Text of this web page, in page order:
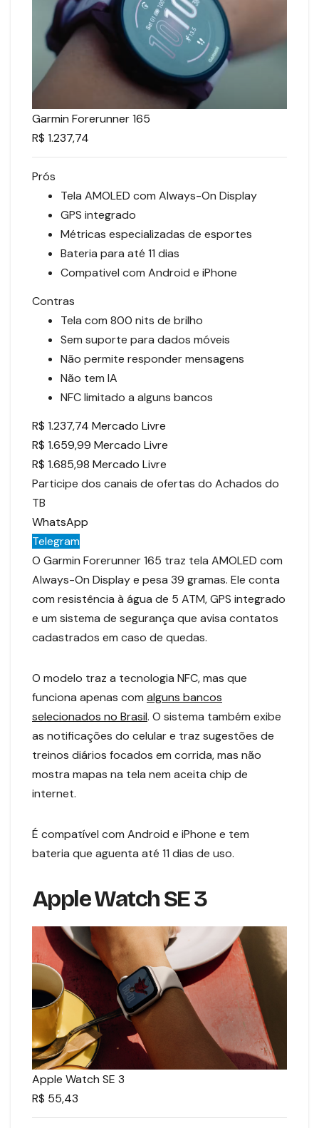
Garmin Forerunner 165
R$ 1.237,74
Prós
Tela AMOLED com Always-On Display
GPS integrado
Métricas especializadas de esportes
Bateria para até 11 dias
Compativel com Android e iPhone
Contras
Tela com 800 nits de brilho
Sem suporte para dados móveis
Não permite responder mensagens
Não tem IA
NFC limitado a alguns bancos
R$ 1.237,74 Mercado Livre
R$ 1.659,99 Mercado Livre
R$ 1.685,98 Mercado Livre
Participe dos canais de ofertas do Achados do
TB
WhatsApp
Telegram
O Garmin Forerunner 165 traz tela AMOLED com
Always-On Display e pesa 39 gramas. Ele conta
com resistência à água de 5 ATM, GPS integrado
e um sistema de segurança que avisa contatos
cadastrados em caso de quedas.
O modelo traz a tecnologia NFC, mas que
funciona apenas com alguns bancos
selecionados no Brasil. O sistema também exibe
as notificações do celular e traz sugestões de
treinos diários focados em corrida, mas não
mostra mapas na tela nem aceita chip de
internet.
É compatível com Android e iPhone e tem
bateria que aguenta até 11 dias de uso.
Apple Watch SE 3
Apple Watch SE 3
R$ 55,43